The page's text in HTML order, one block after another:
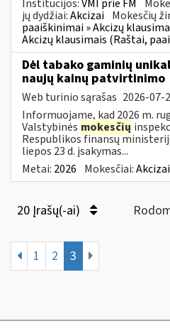
Institucijos:VMI prie FM
jų dydžiai:Akcizai Mokesčių
paaiškinimai » Akcizų
Akcizų klausimais (Raštai,
Dėl tabako gaminių
naujų kainų patvirtinimo
Web turinio sąrašas 2026-07-
Informuojame, kad 2026 m.
Valstybinės mokesčių
Respublikos finansų
liepos 23 d. įsakymas...
Metai: 2026 Mokesčiai:Akcizai
20 Įrašų(-ai)
1 2 3